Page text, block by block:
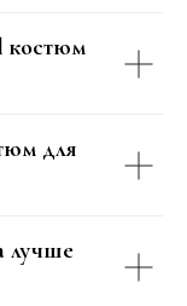
костюм
для
лучше